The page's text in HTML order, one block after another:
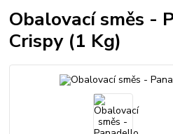
Obalovací směs -
Crispy (1 Kg)